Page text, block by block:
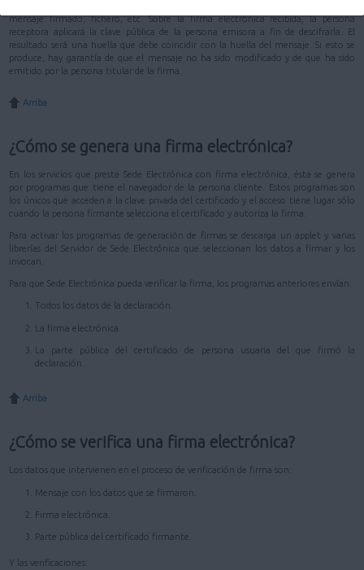
mensaje firmado, fichero, etc. Sobre la firma electrónica recibida, la persona
receptora aplicará la clave pública de la persona emisora a fin de descifrarla. El
resultado será una huella que debe coincidir con la huella del mensaje. Si esto se
produce, hay garantía de que el mensaje no ha sido modificado y de que ha sido
emitido por la persona titular de la firma.
Arriba
¿Cómo se genera una firma electrónica?
En los servicios que presta Sede Electrónica con firma electrónica, ésta se genera
por programas que tiene el navegador de la persona cliente. Estos programas son
los únicos que acceden a la clave privada del certificado y el acceso tiene lugar sólo
cuando la persona firmante selecciona el certificado y autoriza la firma.
Para activar los programas de generación de firmas se descarga un applet y varias
librerías del Servidor de Sede Electrónica que seleccionan los datos a firmar y los
invocan.
Para que Sede Electrónica pueda verificar la firma, los programas anteriores envían:
Todos los datos de la declaración.
La firma electrónica.
La parte pública del certificado de persona usuaria del que firmó la
declaración.
Arriba
¿Cómo se verifica una firma electrónica?
Los datos que intervienen en el proceso de verificación de firma son:
Mensaje con los datos que se firmaron.
Firma electrónica.
Parte pública del certificado firmante.
Y las verificaciones: